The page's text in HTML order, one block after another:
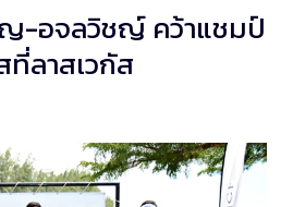
-อจลวิชญ์ คว้าแชมป์
ที่ลาสเวกัส